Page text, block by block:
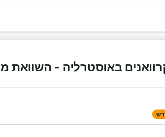
באוסטרליה - השוואת